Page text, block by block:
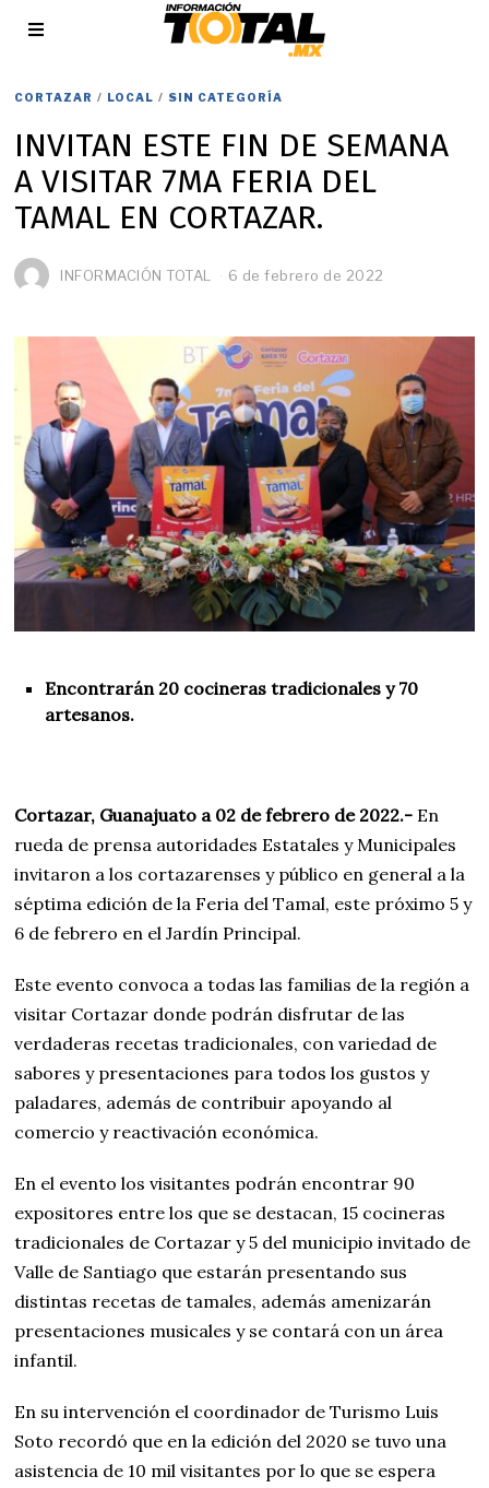
CORTAZAR / LOCAL / SIN CATEGORÍA
INVITAN ESTE FIN DE SEMANA
A VISITAR 7MA FERIA DEL
TAMAL EN CORTAZAR.
INFORMACIÓN TOTAL 6 de febrero de 2022
Encontrarán 20 cocineras tradicionales y 70
artesanos.
Cortazar, Guanajuato a 02 de febrero de 2022.- En
rueda de prensa autoridades Estatales y Municipales
invitaron a los cortazarenses y público en general a la
séptima edición de la Feria del Tamal, este próximo 5 y
6 de febrero en el Jardín Principal.
Este evento convoca a todas las familias de la región a
visitar Cortazar donde podrán disfrutar de las
verdaderas recetas tradicionales, con variedad de
sabores y presentaciones para todos los gustos y
paladares, además de contribuir apoyando al
comercio y reactivación económica.
En el evento los visitantes podrán encontrar 90
expositores entre los que se destacan, 15 cocineras
tradicionales de Cortazar y 5 del municipio invitado de
Valle de Santiago que estarán presentando sus
distintas recetas de tamales, además amenizarán
presentaciones musicales y se contará con un área
infantil.
En su intervención el coordinador de Turismo Luis
Soto recordó que en la edición del 2020 se tuvo una
asistencia de 10 mil visitantes por lo que se espera